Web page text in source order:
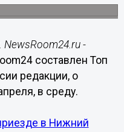
-
составлен Топ
редакции, о
в среду.
в Нижний